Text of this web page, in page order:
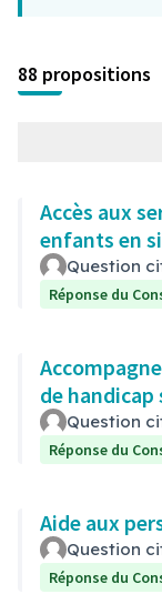
88 propositions
Accès aux
enfants en
Question
Réponse du
de
Question
Réponse du
Aide aux
Question
Réponse du